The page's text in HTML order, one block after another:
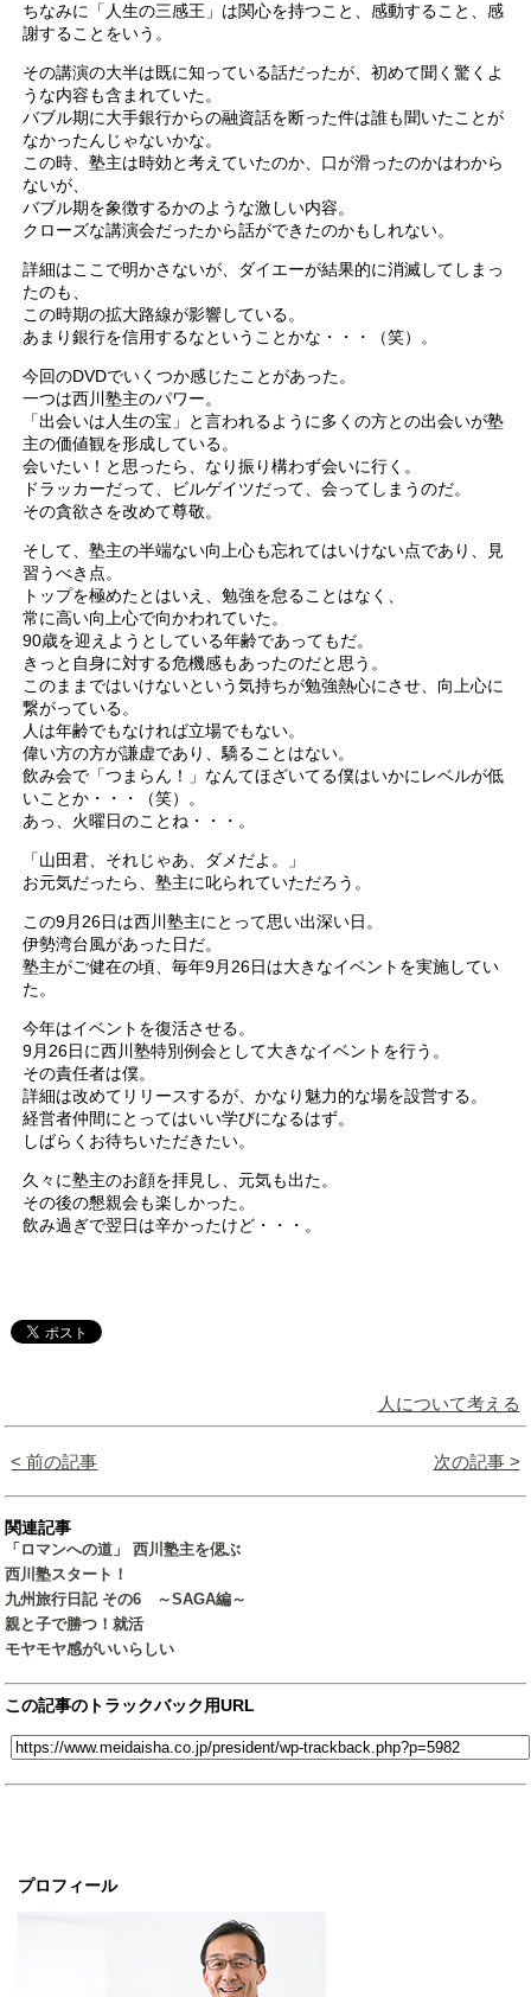
プロフィール
ちなみに「人生の三感王」は関心を持つこと、感動すること、感
謝することをいう。
その講演の大半は既に知っている話だったが、初めて聞く驚くよ
うな内容も含まれていた。
バブル期に大手銀行からの融資話を断った件は誰も聞いたことが
なかったんじゃないかな。
この時、塾主は時効と考えていたのか、口が滑ったのかはわから
ないが、
バブル期を象徴するかのような激しい内容。
クローズな講演会だったから話ができたのかもしれない。
詳細はここで明かさないが、ダイエーが結果的に消滅してしまっ
たのも、
この時期の拡大路線が影響している。
あまり銀行を信用するなということかな・・・（笑）。
今回のDVDでいくつか感じたことがあった。
一つは西川塾主のパワー。
「出会いは人生の宝」と言われるように多くの方との出会いが塾
主の価値観を形成している。
会いたい！と思ったら、なり振り構わず会いに行く。
ドラッカーだって、ビルゲイツだって、会ってしまうのだ。
その貪欲さを改めて尊敬。
そして、塾主の半端ない向上心も忘れてはいけない点であり、見
習うべき点。
トップを極めたとはいえ、勉強を怠ることはなく、
常に高い向上心で向かわれていた。
90歳を迎えようとしている年齢であってもだ。
きっと自身に対する危機感もあったのだと思う。
このままではいけないという気持ちが勉強熱心にさせ、向上心に
繋がっている。
人は年齢でもなければ立場でもない。
偉い方の方が謙虚であり、驕ることはない。
飲み会で「つまらん！」なんてほざいてる僕はいかにレベルが低
いことか・・・（笑）。
あっ、火曜日のことね・・・。
「山田君、それじゃあ、ダメだよ。」
お元気だったら、塾主に叱られていただろう。
この9月26日は西川塾主にとって思い出深い日。
伊勢湾台風があった日だ。
塾主がご健在の頃、毎年9月26日は大きなイベントを実施してい
た。
今年はイベントを復活させる。
9月26日に西川塾特別例会として大きなイベントを行う。
その責任者は僕。
詳細は改めてリリースするが、かなり魅力的な場を設営する。
経営者仲間にとってはいい学びになるはず。
しばらくお待ちいただきたい。
久々に塾主のお顔を拝見し、元気も出た。
その後の懇親会も楽しかった。
飲み過ぎで翌日は辛かったけど・・・。
人について考える
< 前の記事 次の記事 >
関連記事
「ロマンへの道」 西川塾主を偲ぶ
西川塾スタート！
九州旅行日記 その6 ～SAGA編～
親と子で勝つ！就活
モヤモヤ感がいいらしい
この記事のトラックバック用URL